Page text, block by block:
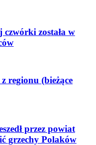
czwórki została w
regionu (bieżące
przez powiat
grzechy Polaków